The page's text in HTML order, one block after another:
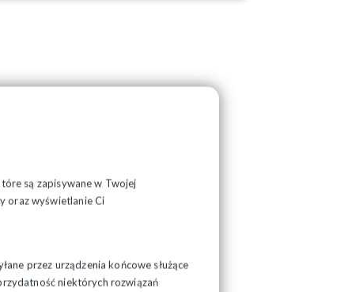
są zapisywane w Twojej
oraz wyświetlanie Ci
przez urządzenia końcowe służące
niektórych rozwiązań